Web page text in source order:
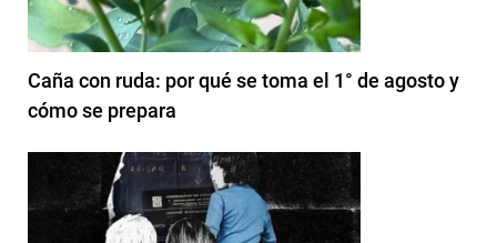
Caña con ruda: por qué se toma el 1° de agosto y
cómo se prepara